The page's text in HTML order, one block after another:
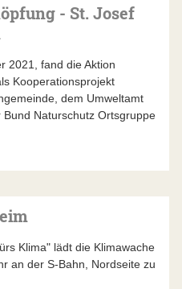
- St. Josef
2021, fand die Aktion
Kooperationsprojekt
dem Umweltamt
Naturschutz Ortsgruppe
Klima" lädt die Klimawache
an der S-Bahn, Nordseite zu